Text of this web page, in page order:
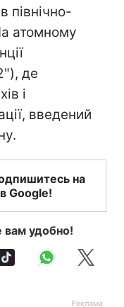
північно-
атомному
де
і
введений
на
Google!
вам удобно!